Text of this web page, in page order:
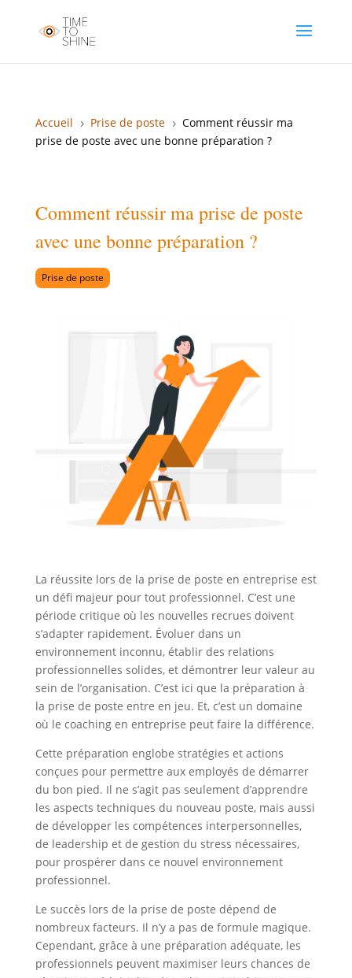
Accueil 5 Prise de poste 5 Comment réussir ma
prise de poste avec une bonne préparation ?
Comment réussir ma prise de poste
avec une bonne préparation ?
Prise de poste
La réussite lors de la prise de poste en entreprise est
un défi majeur pour tout professionnel. C’est une
période critique où les nouvelles recrues doivent
s’adapter rapidement. Évoluer dans un
environnement inconnu, établir des relations
professionnelles solides, et démontrer leur valeur au
sein de l’organisation. C’est ici que la préparation à
la prise de poste entre en jeu. Et, c’est un domaine
où le coaching en entreprise peut faire la différence.
Cette préparation englobe stratégies et actions
conçues pour permettre aux employés de démarrer
du bon pied. Il ne s’agit pas seulement d’apprendre
les aspects techniques du nouveau poste, mais aussi
de développer les compétences interpersonnelles,
de leadership et de gestion du stress nécessaires,
pour prospérer dans ce nouvel environnement
professionnel.
Le succès lors de la prise de poste dépend de
nombreux facteurs. Il n’y a pas de formule magique.
Cependant, grâce à une préparation adéquate, les
professionnels peuvent maximiser leurs chances de